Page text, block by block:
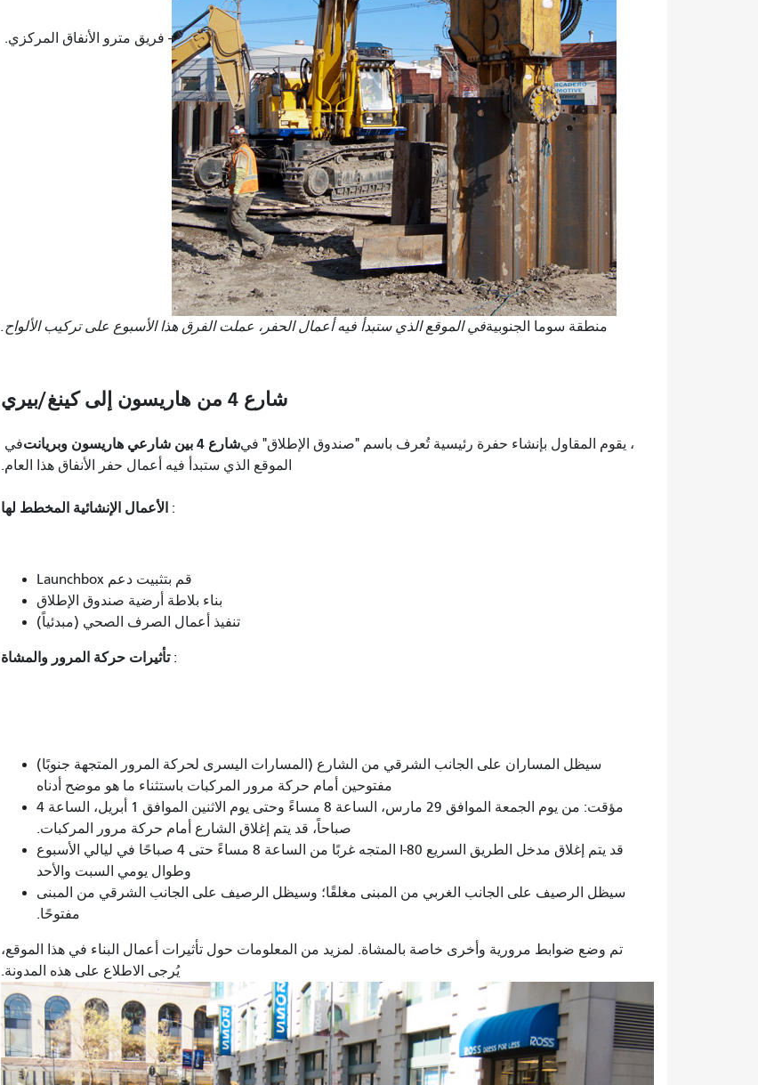
- فريق مترو الأنفاق المركزي.
في الموقع الذي ستبدأ فيه أعمال الحفر، عملت الفرق هذا الأسبوع على تركيب الألواح.منطقة سوما الجنوبية
شارع 4 من هاريسون إلى كينغ/بيري
في شارع 4 بين شارعي هاريسون وبريانت، يقوم المقاول بإنشاء حفرة رئيسية تُعرف باسم "صندوق الإطلاق" في
الموقع الذي ستبدأ فيه أعمال حفر الأنفاق هذا العام.
الأعمال الإنشائية المخطط لها :
قم بتثبيت دعم Launchbox
بناء بلاطة أرضية صندوق الإطلاق
تنفيذ أعمال الصرف الصحي (مبدئياً)
تأثيرات حركة المرور والمشاة:
سيظل المساران على الجانب الشرقي من الشارع (المسارات اليسرى لحركة المرور المتجهة جنوبًا)
مفتوحين أمام حركة مرور المركبات باستثناء ما هو موضح أدناه
مؤقت: من يوم الجمعة الموافق 29 مارس، الساعة 8 مساءً وحتى يوم الاثنين الموافق 1 أبريل، الساعة 4
صباحاً، قد يتم إغلاق الشارع أمام حركة مرور المركبات.
قد يتم إغلاق مدخل الطريق السريع I-80 المتجه غربًا من الساعة 8 مساءً حتى 4 صباحًا في ليالي الأسبوع
وطوال يومي السبت والأحد
سيظل الرصيف على الجانب الغربي من المبنى مغلقًا؛ وسيظل الرصيف على الجانب الشرقي من المبنى
مفتوحًا.
تم وضع ضوابط مرورية وأخرى خاصة بالمشاة. لمزيد من المعلومات حول تأثيرات أعمال البناء في هذا الموقع،
يُرجى الاطلاع على هذه المدونة.